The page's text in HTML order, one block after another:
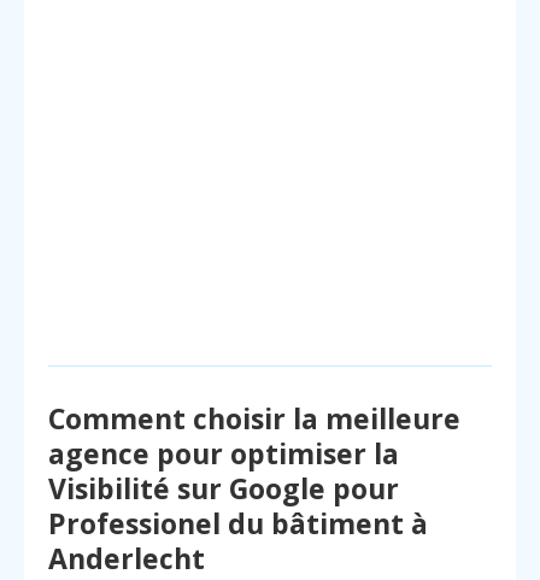
Comment choisir la meilleure
agence pour optimiser la
Visibilité sur Google pour
Professionel du bâtiment à
Anderlecht